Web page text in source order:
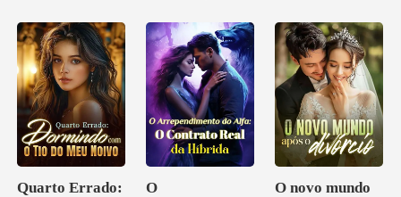
Quarto Errado:
O
O novo mundo